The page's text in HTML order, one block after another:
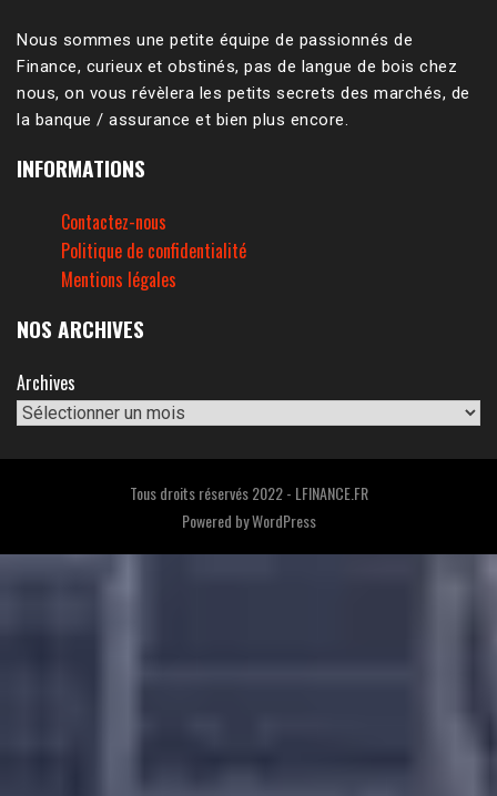
Nous sommes une petite équipe de passionnés de
Finance, curieux et obstinés, pas de langue de bois chez
nous, on vous révèlera les petits secrets des marchés, de
la banque / assurance et bien plus encore.
INFORMATIONS
Contactez-nous
Politique de confidentialité
Mentions légales
NOS ARCHIVES
Archives
Tous droits réservés 2022 - LFINANCE.FR
Powered byWordPress